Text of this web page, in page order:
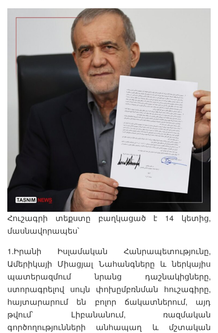
Հուշագրի տեքստը բաղկացած է 14 կետից,
մասնավորապես՝
1.Իրանի Իսլամական Հանրապետությունը,
Ամերիկայի Միացյալ Նահանգները և ներկայիս
պատերազմում նրանց դաշնակիցները,
ստորագրելով սույն փոխըմբռնման հուշագիրը,
հայտարարում են բոլոր ճակատներում, այդ
թվում՝ Լիբանանում, ռազմական
գործողությունների անհապաղ և մշտական